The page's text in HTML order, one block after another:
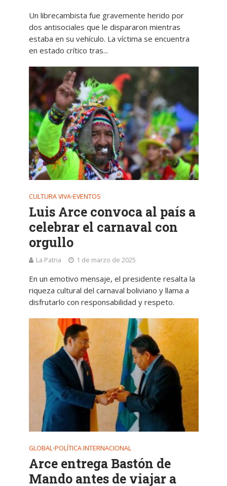
Un librecambista fue gravemente herido por
dos antisociales que le dispararon mientras
estaba en su vehículo. La víctima se encuentra
en estado crítico tras...
CULTURA VIVA•EVENTOS
Luis Arce convoca al país a
celebrar el carnaval con
orgullo
La Patria 1 de marzo de 2025
En un emotivo mensaje, el presidente resalta la
riqueza cultural del carnaval boliviano y llama a
disfrutarlo con responsabilidad y respeto.
GLOBAL•POLÍTICA INTERNACIONAL
Arce entrega Bastón de
Mando antes de viajar a